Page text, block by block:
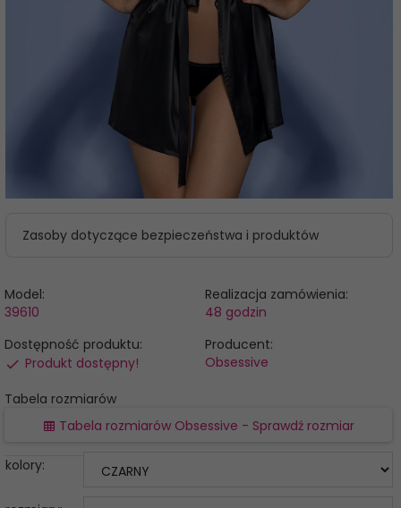
Zasoby dotyczące bezpieczeństwa i produktów
Model:
39610
Realizacja zamówienia:
48 godzin
Dostępność produktu:
Produkt dostępny!
Producent:
Obsessive
Tabela rozmiarów
Tabela rozmiarów Obsessive - Sprawdź rozmiar
kolory: